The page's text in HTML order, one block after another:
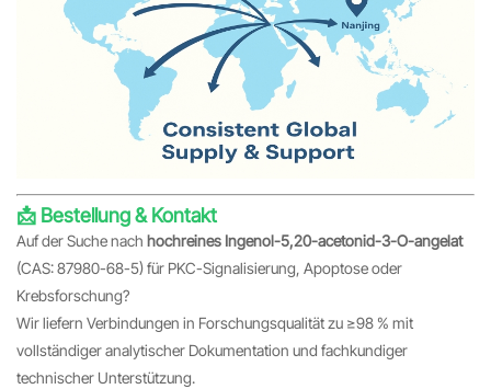
📩 Bestellung & Kontakt
Auf der Suche nach hochreines Ingenol-5,20-acetonid-3-O-angelat
(CAS: 87980-68-5) für PKC-Signalisierung, Apoptose oder
Krebsforschung?
Wir liefern Verbindungen in Forschungsqualität zu ≥98 % mit
vollständiger analytischer Dokumentation und fachkundiger
technischer Unterstützung.